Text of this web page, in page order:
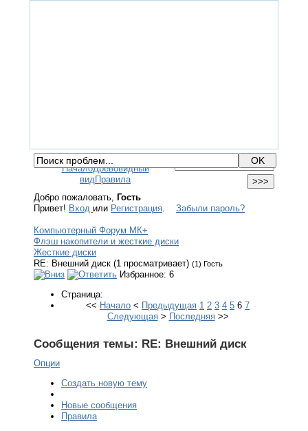
НачалоДревовидный
видПравила
Добро пожаловать, Гость
Привет! Вход или Регистрация. Забыли пароль?
Компьютерный Форум МК+
Флэш накопители и жесткие диски
Жесткие диски
RE: Внешний диск (1 просматривает) (1) Гость
Избранное: 6
Страница:
<< Начало < Предыдущая 1 2 3 4 5 6 7
Следующая> Последняя>>
Сообщения темы: RE: Внешний диск
Опции
Создать новую тему
Новые сообщения
Правила